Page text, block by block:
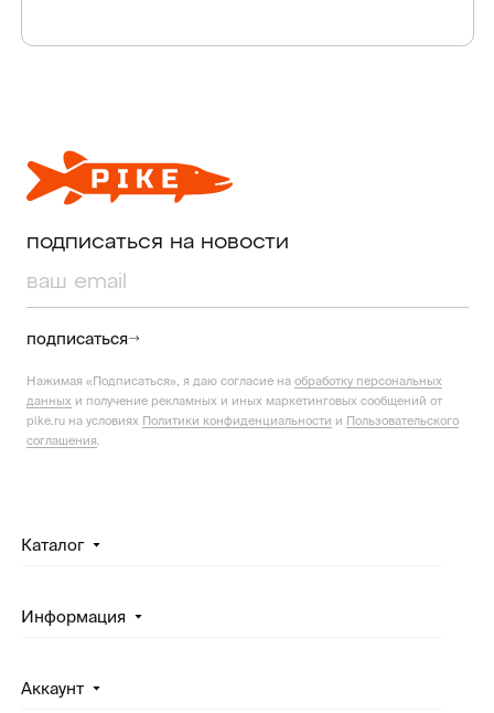
подписаться на новости
подписаться
Нажимая «Подписаться», я даю согласие на обработку персональных
данных и получение рекламных и иных маркетинговых сообщений от
pike.ru на условиях Политики конфиденциальности и Пользовательского
соглашения
Каталог
Информация
Аккаунт